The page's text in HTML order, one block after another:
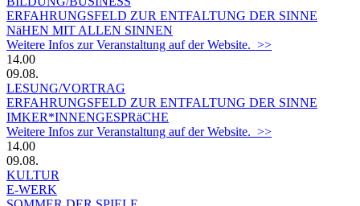
ERFAHRUNGSFELD ZUR ENTFALTUNG DER SINNE
NäHEN MIT ALLEN SINNEN
Weitere Infos zur Veranstaltung auf der Website. >>
14.00
09.08.
LESUNG/VORTRAG
ERFAHRUNGSFELD ZUR ENTFALTUNG DER SINNE
IMKER*INNENGESPRäCHE
Weitere Infos zur Veranstaltung auf der Website. >>
14.00
09.08.
KULTUR
E-WERK